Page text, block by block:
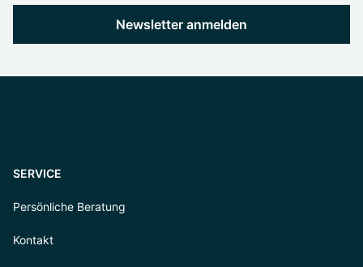
Newsletter anmelden
SERVICE
Persönliche Beratung
Kontakt